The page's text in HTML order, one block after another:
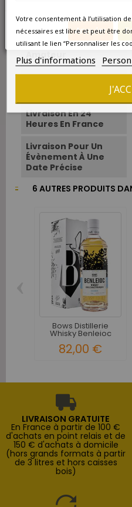
Annuler
Alcool
Amateur
Livraison En 24
Heures En France
Livraison Pour Un
Évènement À Une
Date Précise
6 AUTRES PRODUITS
Bows Distillerie
Whisky Benleioc
Original...
82,00 €
LIVRAISON GRATUITE
En France à partir de 100 €
d'achats en point relais et de
150 € d'achats à domicile
(hors grands formats à partir
de 3 litres et hors caisses
bois)
Votre consentement à l’utilisation
nécessaires est libre et peut être
utilisant le lien “Personnaliser les
Plus d'informations